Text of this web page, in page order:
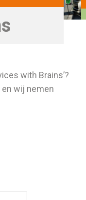
with Brains’?
wij nemen